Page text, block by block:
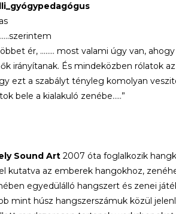
ér, …….. most valami úgy van,
irányítanak. És mindeközben rólatok az
ezt a szabályt tényleg komolyan
bele a kialakuló zenébe…..”
Sound Art2007 óta foglalkozik
kutatva az emberek hangokhoz,
egyedülálló hangszert és zenei
mint húsz hangszerszámuk közül